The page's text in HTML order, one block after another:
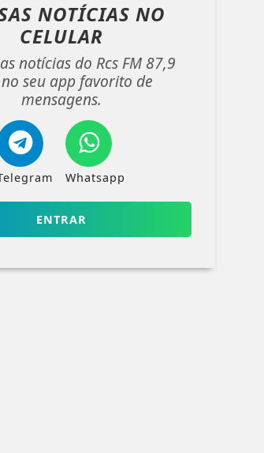
NOTÍCIASNO
CELULAR
notícias do Rcs FM 87,9
seu app favorito de
mensagens.
Whatsapp
ENTRAR